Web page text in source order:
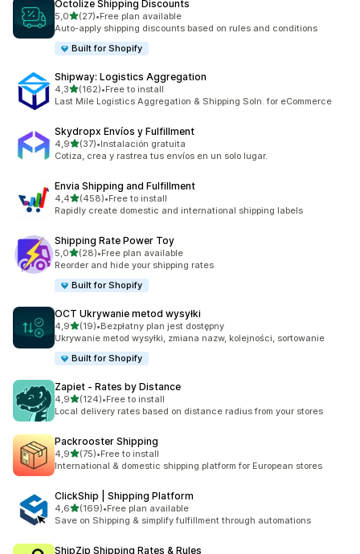
Octolize Shipping Discounts
5,0na 5 gwiazdek
(27)
Łączna liczba recenzji: 27
•Free plan available
Auto-apply shipping discounts based on rules and conditions
Built for Shopify
Shipway: Logistics Aggregation
4,3na 5 gwiazdek
(162)
Łączna liczba recenzji: 162
•Free to install
Last Mile Logistics Aggregation & Shipping Soln. for eCommerce
Skydropx Envíos y Fulfillment
4,9na 5 gwiazdek
(37)
Łączna liczba recenzji: 37
•Instalación gratuita
Cotiza, crea y rastrea tus envíos en un solo lugar.
Envia Shipping and Fulfillment
4,4na 5 gwiazdek
(458)
Łączna liczba recenzji: 458
•Free to install
Rapidly create domestic and international shipping labels
Shipping Rate Power Toy
5,0na 5 gwiazdek
(28)
Łączna liczba recenzji: 28
•Free plan available
Reorder and hide your shipping rates
Built for Shopify
OCT Ukrywanie metod wysyłki
4,9na 5 gwiazdek
(19)
Łączna liczba recenzji: 19
•Bezpłatny plan jest dostępny
Ukrywanie metod wysyłki, zmiana nazw, kolejności, sortowanie
Built for Shopify
Zapiet ‑ Rates by Distance
4,9na 5 gwiazdek
(124)
Łączna liczba recenzji: 124
•Free to install
Local delivery rates based on distance radius from your stores
Packrooster Shipping
4,9na 5 gwiazdek
(75)
Łączna liczba recenzji: 75
•Free to install
International & domestic shipping platform for European stores
ClickShip | Shipping Platform
4,6na 5 gwiazdek
(169)
Łączna liczba recenzji: 169
•Free plan available
Save on Shipping & simplify fulfillment through automations
ShipZip Shipping Rates & Rules